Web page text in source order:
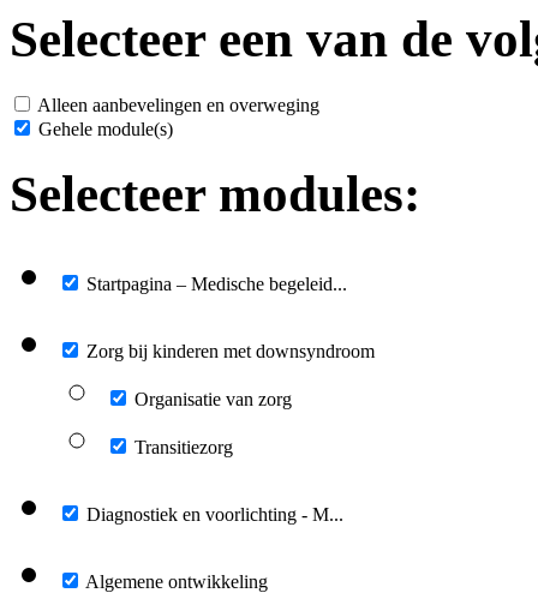
Selecteer een van de
Alleen aanbevelingen en overweging
Gehele module(s)
Selecteer modules:
Startpagina – Medische begeleid...
Zorg bij kinderen met downsyndroom
Organisatie van zorg
Transitiezorg
Diagnostiek en voorlichting - M...
Algemene ontwikkeling